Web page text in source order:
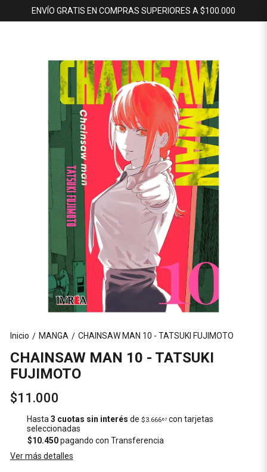
ENVÍO GRATIS EN COMPRAS SUPERIORES A $100.000
Inicio / MANGA / CHAINSAW MAN 10 - TATSUKI FUJIMOTO
CHAINSAW MAN 10 - TATSUKI
FUJIMOTO
$11.000
Hasta 3 cuotas sin interés de $3.66667con tarjetas
seleccionadas
$10.450pagando con Transferencia
Ver más detalles